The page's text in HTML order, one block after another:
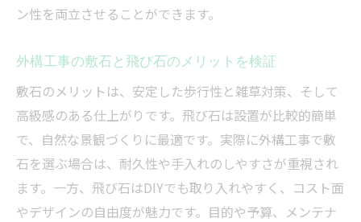
ン性を両立させることができます。
外構工事の敷石と飛び石のメリットを検証
敷石のメリットは、安定した歩行性と雑草対策、そして
高級感のある仕上がりです。飛び石は設置が比較的簡単
で、自然な景観づくりに最適です。実際に外構工事で敷
石を選ぶ場合は、耐久性や手入れのしやすさが重視され
ます。一方、飛び石はDIYでも取り入れやすく、コスト面
やデザインの自由度が魅力です。目的や予算、メンテナ